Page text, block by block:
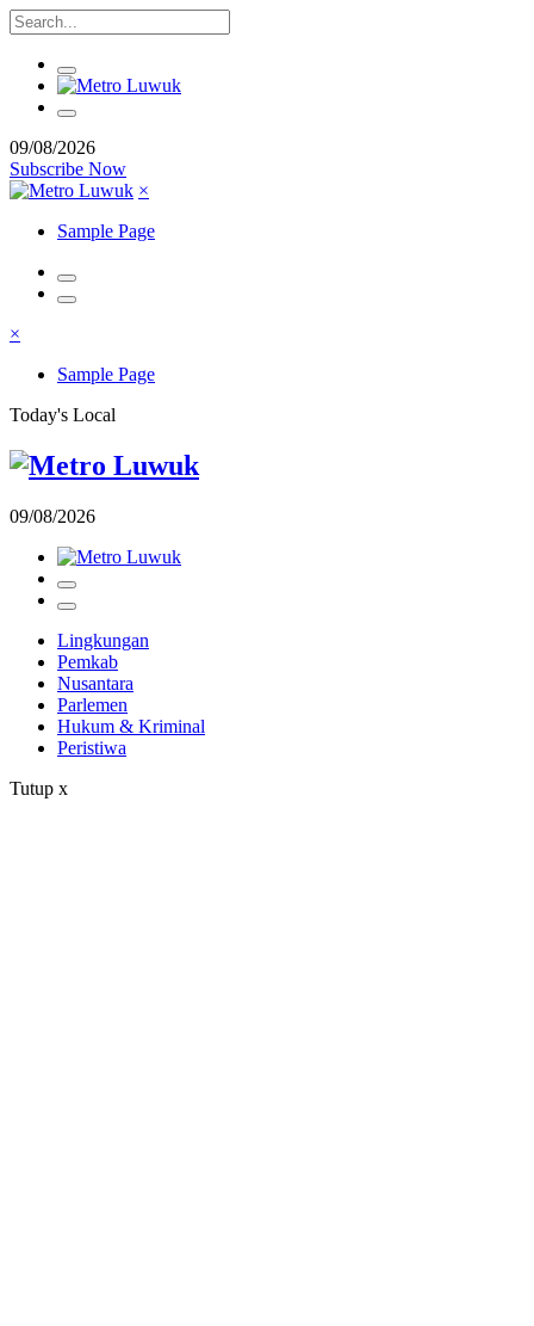
09/08/2026
Subscribe Now
×
Sample Page
×
Sample Page
Today's Local
09/08/2026
Lingkungan
Pemkab
Nusantara
Parlemen
Hukum & Kriminal
Peristiwa
Tutup x